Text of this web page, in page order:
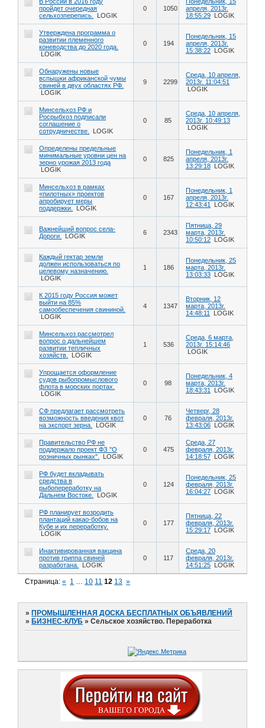
пройдет очередная
сельхозперепись.
LOGIK
0 1050
апреля, 2013г.
18:55:29 LOGIK
Утверждена программа о
развитии племенного
коневодства до 2020 года.
LOGIK
0 194
Понедельник, 15
апреля, 2013г.
15:38:22 LOGIK
Обнаружены новые
вспышки африканской чумы
свиней в двух областях РФ.
LOGIK
9 2299
Среда, 10 апреля,
2013г. 11:04:51
LOGIK
Минсельхоз РФ и
Росрыбхоз подписали
соглашение о
сотрудничестве.
LOGIK
0 85
Среда, 10 апреля,
2013г. 10:49:13
LOGIK
Определены предельные
минимальные уровни цен на
зерно урожая 2013 года
LOGIK
0 825
Понедельник, 1
апреля, 2013г.
13:29:18 LOGIK
Минсельхоз в рамках
«пилотных» проектов
апробирует меры
поддержки.
LOGIK
0 167
Понедельник, 1
апреля, 2013г.
12:43:41
LOGIK
Важнейший вопрос села-
Дороги.
LOGIK 6 2343
Пятница, 29
марта, 2013г.
10:50:12 LOGIK
Каждый гектар земли
должен использоваться по
целевому назначению.
LOGIK
1 186
Понедельник, 25
марта, 2013г.
13:03:33 LOGIK
К 2015 году Россия может
выйти на 85%
самообеспечения свининой.
LOGIK
4 1347
Вторник, 12
марта, 2013г.
14:48:11
LOGIK
Минсельхоз рассмотрел
вопрос о дальнейшем
развитии тепличных
хозяйств.
LOGIK
1 536
Среда, 6 марта,
2013г. 15:14:46
LOGIK
Упрощается оформление
судов рыбопромыслового
флота в морских портах.
LOGIK
0 98
Понедельник, 4
марта, 2013г.
18:43:31
LOGIK
СФ предлагает рассмотреть
возможность введения квот
на экспорт зерна.
LOGIK
0 76
Четверг, 28
февраля, 2013г.
13:43:06 LOGIK
Правительство РФ не
поддержало проект ФЗ "О
розничных рынках".
LOGIK
0 475
Среда, 27
февраля, 2013г.
14:18:57 LOGIK
РФ будет вкладывать
средства в
рыбопереработку на
Дальнем Востоке.
LOGIK
0 124
Понедельник, 25
февраля, 2013г.
16:04:27 LOGIK
РФ планирует возродить
плантаций какао-бобов на
Кубе и их переработку.
LOGIK
0 177
Пятница, 22
февраля, 2013г.
15:29:17 LOGIK
Инактивированная вакцина
против гриппа свиней
разработана.
LOGIK
0 117
Среда, 20
февраля, 2013г.
14:51:25 LOGIK
Страница:« 1 … 10 11 12 13 »
» ПРОМЫШЛЕННАЯ ДОСКА БЕСПЛАТНЫХ ОБЪЯВЛЕНИЙ
» БИЗНЕС-КЛУБ »Сельское хозяйство. Переработка